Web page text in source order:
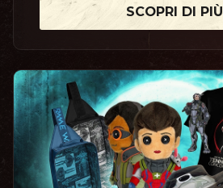
SCOPRI DI PIÙ